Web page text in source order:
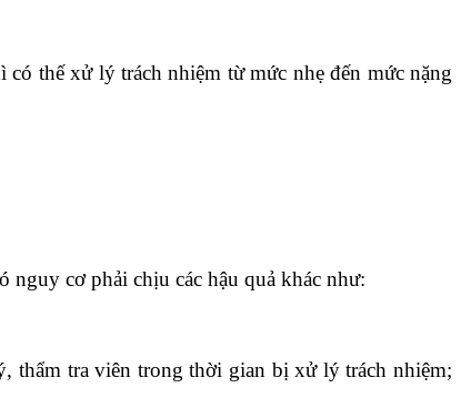
thế xử lý trách nhiệm từ mức nhẹ đến mức nặng
cơ phải chịu các hậu quả khác như:
thẩm tra viên trong thời gian bị xử lý trách nhiệm;